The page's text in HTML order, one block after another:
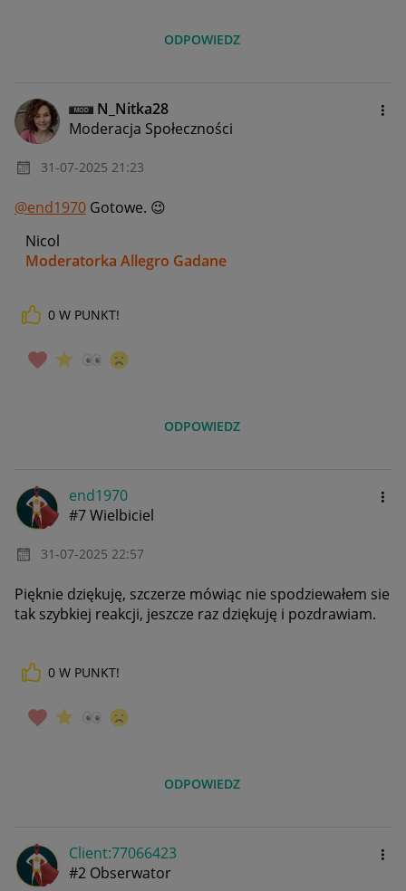
ODPOWIEDZ
N_Nitka28
Moderacja Społeczności
‎31-07-2025 21:23
@end1970 Gotowe. 😉
Nicol
Moderatorka Allegro Gadane
0 W PUNKT!
ODPOWIEDZ
end1970
#7 Wielbiciel
‎31-07-2025 22:57
Pięknie dziękuję, szczerze mówiąc nie spodziewałem sie
tak szybkiej reakcji, jeszcze raz dziękuję i pozdrawiam.
0 W PUNKT!
ODPOWIEDZ
Client:77066423
#2 Obserwator